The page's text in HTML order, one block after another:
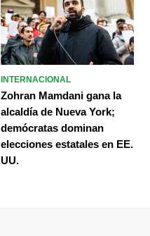
INTERNACIONAL
Zohran Mamdani gana la
alcaldía de Nueva York;
demócratas dominan
elecciones estatales en EE.
UU.